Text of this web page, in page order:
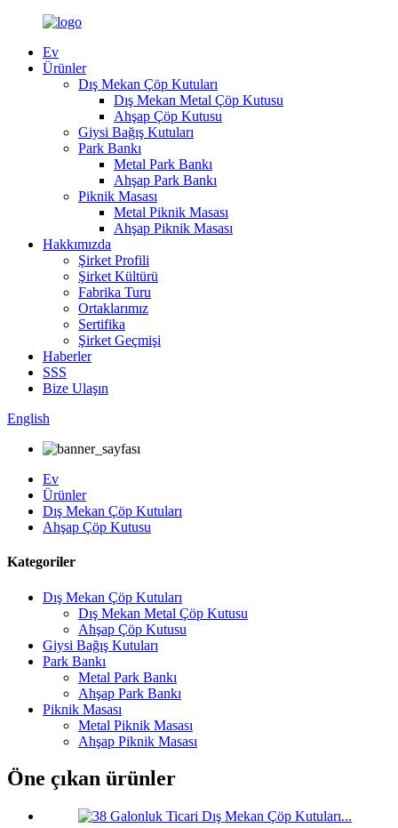
Ev
Ürünler
Dış Mekan Çöp Kutuları
Dış Mekan Metal Çöp Kutusu
Ahşap Çöp Kutusu
Giysi Bağış Kutuları
Park Bankı
Metal Park Bankı
Ahşap Park Bankı
Piknik Masası
Metal Piknik Masası
Ahşap Piknik Masası
Hakkımızda
Şirket Profili
Şirket Kültürü
Fabrika Turu
Ortaklarımız
Sertifika
Şirket Geçmişi
Haberler
SSS
Bize Ulaşın
English
Ev
Ürünler
Dış Mekan Çöp Kutuları
Ahşap Çöp Kutusu
Kategoriler
Dış Mekan Çöp Kutuları
Dış Mekan Metal Çöp Kutusu
Ahşap Çöp Kutusu
Giysi Bağış Kutuları
Park Bankı
Metal Park Bankı
Ahşap Park Bankı
Piknik Masası
Metal Piknik Masası
Ahşap Piknik Masası
Öne çıkan ürünler